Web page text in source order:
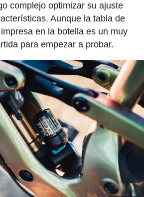
complejo optimizar su ajuste
Aunque la tabla de
en la botella es un muy
para empezar a probar.